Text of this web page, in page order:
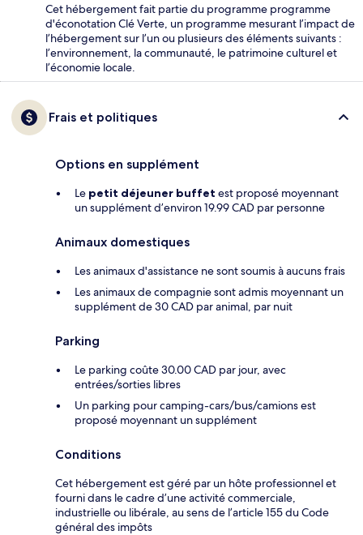
Cet hébergement fait partie du programme programme
d'éconotation Clé Verte, un programme mesurant l’impact de
l’hébergement sur l’un ou plusieurs des éléments suivants :
l’environnement, la communauté, le patrimoine culturel et
l’économie locale.
Frais et politiques
Options en supplément
Le petit déjeuner buffet est proposé moyennant
un supplément d’environ 19.99 CAD par personne
Animaux domestiques
Les animaux d'assistance ne sont soumis à aucuns frais
Les animaux de compagnie sont admis moyennant un
supplément de 30 CAD par animal, par nuit
Parking
Le parking coûte 30.00 CAD par jour, avec
entrées/sorties libres
Un parking pour camping-cars/bus/camions est
proposé moyennant un supplément
Conditions
Cet hébergement est géré par un hôte professionnel et
fourni dans le cadre d’une activité commerciale,
industrielle ou libérale, au sens de l’article 155 du Code
général des impôts